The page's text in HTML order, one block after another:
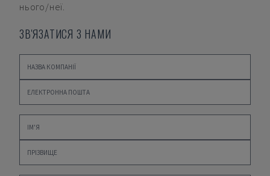
нього/неї.
ЗВ'ЯЗАТИСЯ З НАМИ